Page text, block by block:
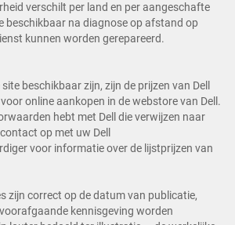
verschilt per land en per aangeschafte
beschikbaar na diagnose op afstand op
kunnen worden gerepareerd.
beschikbaar zijn, zijn de prijzen van Dell
online aankopen in de webstore van Dell.
hebt met Dell die verwijzen naar
op met uw Dell
voor informatie over de lijstprijzen van
zijn correct op de datum van publicatie,
kennisgeving worden